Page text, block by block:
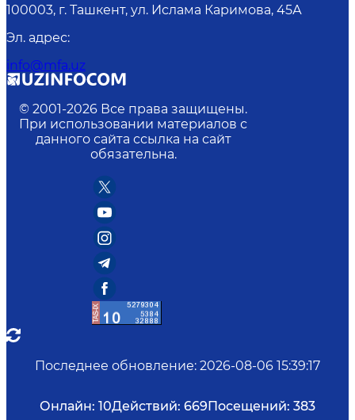
100003, г. Ташкент, ул. Ислама Каримова, 45А
Эл. адрес:
info@mfa.uz
© 2001-2026 Все права защищены.
При использовании материалов с
данного сайта ссылка на сайт
обязательна.
Последнее обновление: 2026-08-06 15:39:17
Онлайн: 10Действий: 669Посещений: 383